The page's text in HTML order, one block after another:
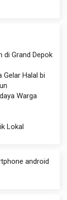
di Grand Depok
Gelar Halal bi
Warga
Lokal
android